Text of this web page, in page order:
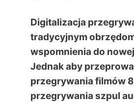
Digitalizacja
tradycyjnym
wspomnienia do
Jednak aby
przegrywania filmów
przegrywania szpul